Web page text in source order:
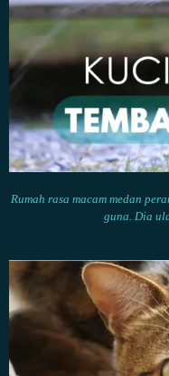
Rumah rasa macam medan
guna. Dia